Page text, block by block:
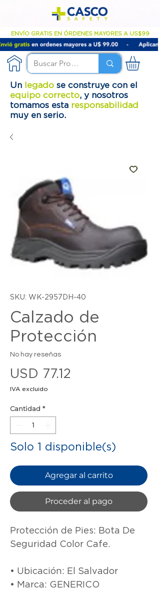
ENVÍO GRATIS EN ÓRDENES MAYORES A US$99
Un legado se construye con el
equipo correcto, y nosotros
tomamos esta responsabilidad
muy en serio.
SKU: WK-2957DH-40
Calzado de
Protección
No hay reseñas
USD 77.12
IVA excluido
Cantidad *
Solo 1 disponible(s)
Agregar al carrito
Proceder al pago
Protección de Pies: Bota De
Seguridad Color Cafe.
• Ubicación: El Salvador
• Marca: GENERICO